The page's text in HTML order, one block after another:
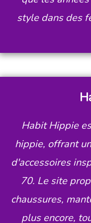
style dans des
Habit Hippie
hippie, offrant
d'accessoires
70. Le site
chaussures,
plus encore,